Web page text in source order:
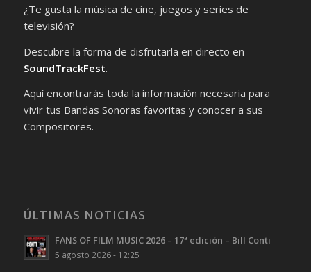
¿Te gusta la música de cine, juegos y series de
televisión?
Descubre la forma de disfrutarla en directo en
SoundTrackFest.
Aquí encontrarás toda la información necesaria para
vivir tus Bandas Sonoras favoritas y conocer a sus
Compositores.
ÚLTIMAS NOTICIAS
FANS OF FILM MUSIC 2026 – 17ª edición – Bill Conti
5 agosto 2026 - 12:25